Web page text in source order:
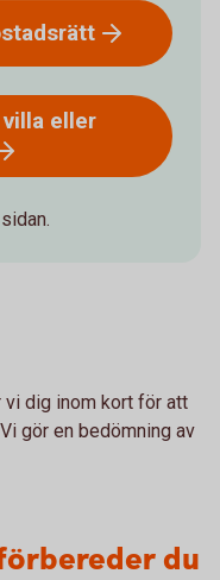
eller
vi dig inom kort för att
gör en bedömning av
du